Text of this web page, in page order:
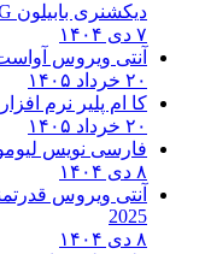
دیکشنری بابیلون NG - فرهنگ لغت کامپیوتر
۷ دی ۱۴۰۴
آنتی ویروس
۲۰ خرداد ۱۴۰۵
کا ام پلیر نرم
۲۰ خرداد ۱۴۰۵
فارسی نویس
۸ دی ۱۴۰۴
آنتی ویروس
2025
۸ دی ۱۴۰۴